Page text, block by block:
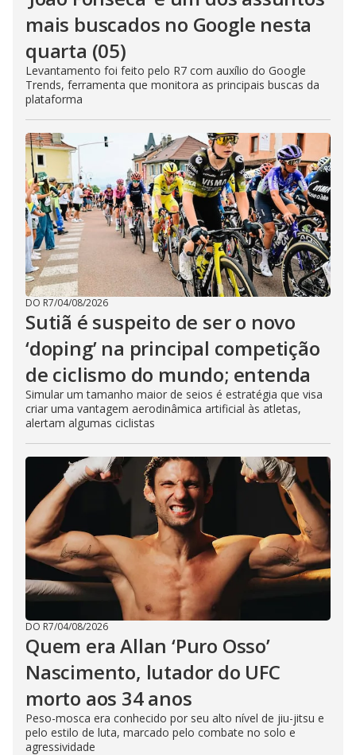
mais buscados no Google nesta
quarta (05)
Levantamento foi feito pelo R7 com auxílio do Google
Trends, ferramenta que monitora as principais buscas da
plataforma
DO R7/04/08/2026
Sutiã é suspeito de ser o novo
‘doping’ na principal competição
de ciclismo do mundo; entenda
Simular um tamanho maior de seios é estratégia que visa
criar uma vantagem aerodinâmica artificial às atletas,
alertam algumas ciclistas
DO R7/04/08/2026
Quem era Allan ‘Puro Osso’
Nascimento, lutador do UFC
morto aos 34 anos
Peso-mosca era conhecido por seu alto nível de jiu-jitsu e
pelo estilo de luta, marcado pelo combate no solo e
agressividade